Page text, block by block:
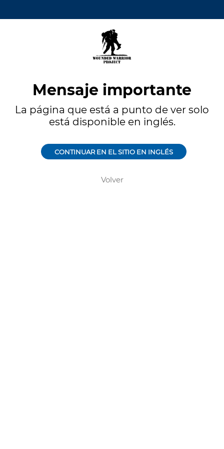
Mensaje importante
La página que está a punto de ver solo
está disponible en inglés.
CONTINUAR EN EL SITIO EN INGLÉS
Volver